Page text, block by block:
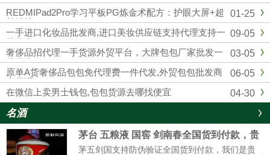
新视角的引......
01-25
REDMIPad2Pro学习平板PG炼金术配方：护眼大屏+超
长续航
09-05
一手进口化妆品批发商,进口美妆供应链支持代理支持一
件代发
03-05
奢侈品招代理一手货源外贸平台，大牌包包厂家批发一
件代发
06-05
原单A货奢侈品包包免代理费一件代发,外贸包包批发商
家货源
04-30
在微信上卖男士钱包,包包货源去哪找便宜
名酒
茅台 五粮液 国窖 剑南春全国货到付款，贵
州茅台全系列厂家批发
茅五剑国支持防伪验证全国货到付款，我们是贵